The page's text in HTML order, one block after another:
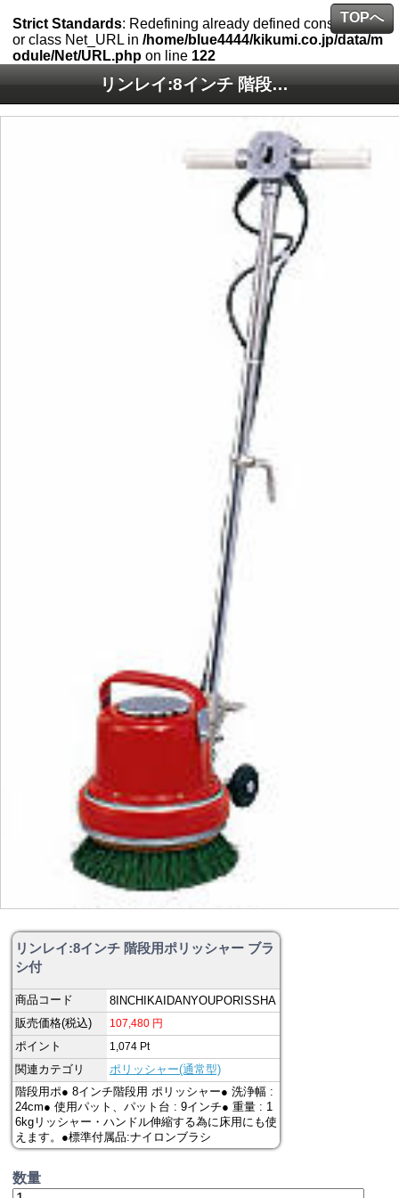
Strict Standards: Redefining already defined constructor f
or class Net_URL in/home/blue4444/kikumi.co.jp/data/m
odule/Net/URL.php on line 122
リンレイ:8インチ 階段用ポリッシャー ブラシ付
リンレイ:8インチ 階段用ポリッシャー ブラ
シ付
商品コード
8INCHIKAIDANYOUPORISSHA
販売価格(税込)
107,480 円
ポイント 1,074 Pt
関連カテゴリ
ポリッシャー(通常型)
階段用ポ● 8インチ階段用 ポリッシャー● 洗浄幅 :
24cm● 使用パット、パット台 : 9インチ● 重量 : 1
6kgリッシャー・ハンドル伸縮する為に床用にも使
えます。●標準付属品:ナイロンブラシ
数量
TOPへ